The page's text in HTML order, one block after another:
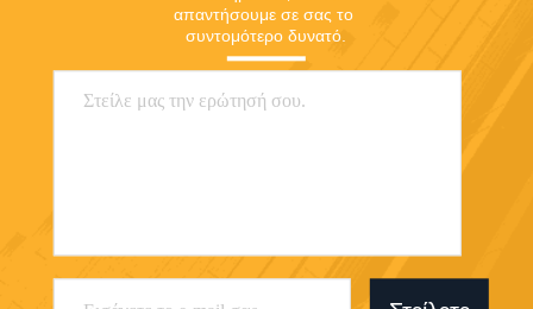
απαντήσουμε σε σας το
συντομότερο δυνατό.